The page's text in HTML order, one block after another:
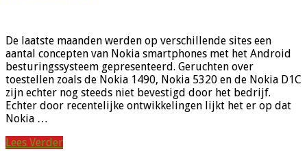
De laatste maanden werden op verschillende sites een
aantal concepten van Nokia smartphones met het Android
besturingssysteem gepresenteerd. Geruchten over
toestellen zoals de Nokia 1490, Nokia 5320 en de Nokia D1C
zijn echter nog steeds niet bevestigd door het bedrijf.
Echter door recentelijke ontwikkelingen lijkt het er op dat
Nokia …
Lees Verder